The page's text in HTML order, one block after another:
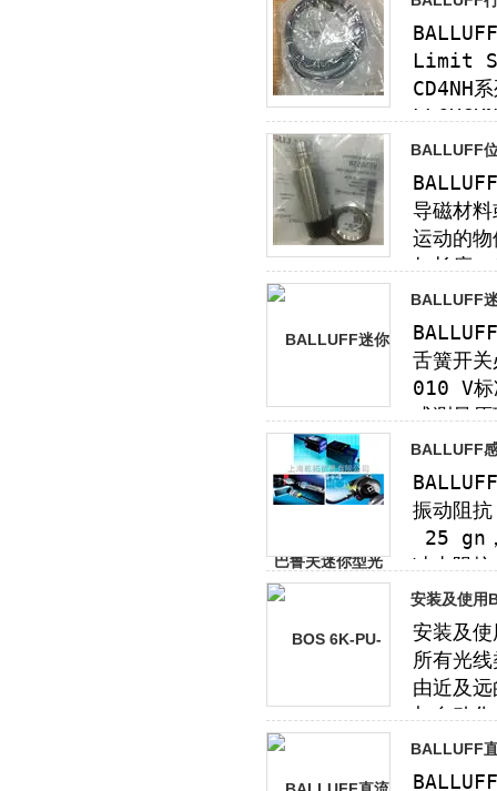
BALLUFF
BALLUFF
BALLUFF
安装及使用
BALLUFF